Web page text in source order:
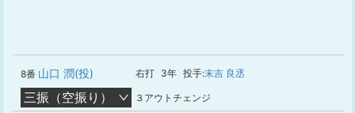
8番 山口 潤(投) 右打 3年 投手:末吉 良丞
三振（空振り） ３アウトチェンジ